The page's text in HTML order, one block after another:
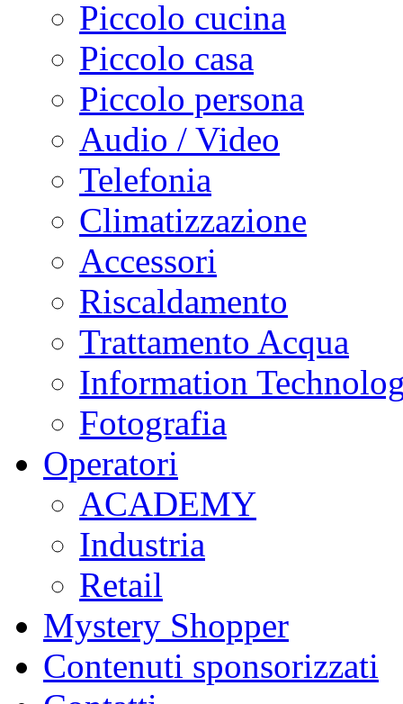
Piccolo cucina
Piccolo casa
Piccolo persona
Audio / Video
Telefonia
Climatizzazione
Accessori
Riscaldamento
Trattamento Acqua
Information
Fotografia
Operatori
ACADEMY
Industria
Retail
Mystery Shopper
Contenuti sponsorizzati